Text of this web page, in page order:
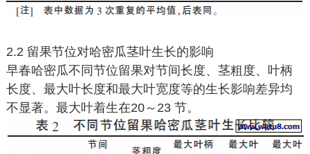
2.2 留果节位对哈密瓜茎叶生长的影响
早春哈密瓜不同节位留果对节间长度、茎粗度、叶柄
长度、最大叶长度和最大叶宽度等的生长影响差异均
不显著。最大叶着生在20～23 节。